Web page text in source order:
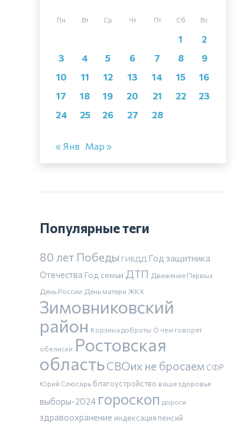
Пн Вт Ср Чт Пт Сб Вс
1
2
3
4 5 6 7 8
9
10
11 12 13 14 15
16
17
18 19 20 21 22
23
24
25 26 27 28
« Янв Мар »
Популярные теги
80 лет Победы ГИБДД Год защитника
Отечества Год семьи ДТП Движение Первых
День России День матери ЖКХ
Зимовниковский
район Корзина доброты О чем говорят
обелиски Ростовская
областьСВОих не бросаем СФР
Юрий Слюсарь благоустройство ваше здоровье
выборы-2024 гороскоп дороги
здравоохранение индексация пенсий